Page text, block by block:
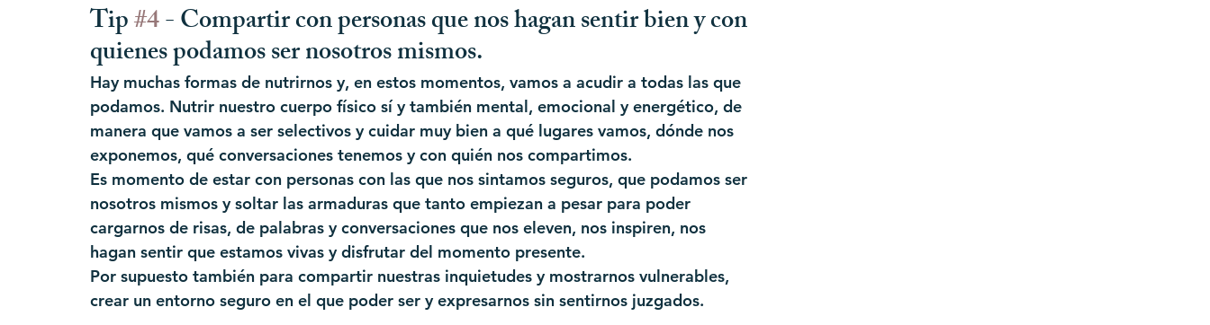
Tip #4 - Compartir con personas que nos hagan sentir bien y con
quienes podamos ser nosotros mismos.
Hay muchas formas de nutrirnos y, en estos momentos, vamos a acudir a todas las que
podamos. Nutrir nuestro cuerpo físico sí y también mental, emocional y energético, de
manera que vamos a ser selectivos y cuidar muy bien a qué lugares vamos, dónde nos
exponemos, qué conversaciones tenemos y con quién nos compartimos.
Es momento de estar con personas con las que nos sintamos seguros, que podamos ser
nosotros mismos y soltar las armaduras que tanto empiezan a pesar para poder
cargarnos de risas, de palabras y conversaciones que nos eleven, nos inspiren, nos
hagan sentir que estamos vivas y disfrutar del momento presente.
Por supuesto también para compartir nuestras inquietudes y mostrarnos vulnerables,
crear un entorno seguro en el que poder ser y expresarnos sin sentirnos juzgados.